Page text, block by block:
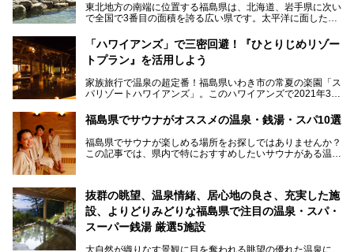
の郷土料理など夕朝食の美味しさも評判。人気のこのお宿の
過ごし方を徹底紹介いたします。
───
提供元：オリックス・ホテルマネジメント株式会社【PR】
この記事は会津東山温泉 御宿東鳳のPR記事です。
東北地方の南端に位置する福島県は、北海道、岩手県に次い
で全国で3番目の面積を誇る広い県です。太平洋に面した
る「中通り」、磐梯山や猪苗代湖、五色沼、尾瀬湿原などが
ある「会津地方」まで、変化に富んだ自然を楽しめるのが魅
力です。
も良好で、首都圏からの週末旅行先としても人気の福島県。
そんな福島県でチェックしておきたい、評判のスーパー銭湯
「ハワイアンズ」で三密回避！『ひとりじめリゾー
トプラン』を活用しよう
家族旅行で温泉の超定番！福島県いわき市の常夏の楽園「ス
パリゾートハワイアンズ」。このハワイアンズで2021年3月
く温泉編」をスタートしました。
子供と一緒に安心して温泉に行きたい、そんな方にお役立ち
のこのプランをはじめとして、ハワイアンズの「ひとりじめ
リゾートプラン」の魅力をご紹介します。
福島県でサウナがオススメの温泉・銭湯・スパ10選
福島県でサウナが楽しめる場所をお探しではありませんか？
この記事では、県内で特におすすめしたいサウナがある温泉
「最近疲れが溜まってる。リフレッシュできる場所ないか
な？」
そんな方は、ぜひサウナに足を運んでみてくださいね。
抜群の眺望、温泉情緒、居心地の良さ、充実した施
設、よりどりみどりな福島県で注目の温泉・スパ・
スーパー銭湯 厳選5施設
大自然が織りなす景観に目を奪われる眺望の優れた温泉に、